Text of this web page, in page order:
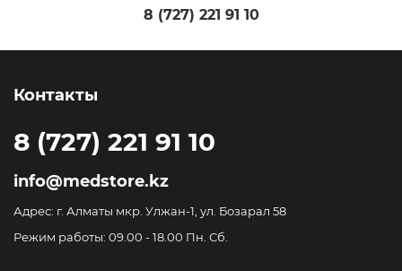
8 (727) 221 91 10
Контакты
8 (727) 221 91 10
info@medstore.kz
Адрес: г. Алматы мкр. Улжан-1, ул. Бозарал 58
Режим работы: 09.00 - 18.00 Пн. Сб.